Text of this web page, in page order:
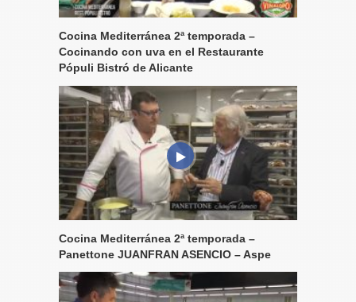
Cocina Mediterránea 2ª temporada –
Cocinando con uva en el Restaurante
Pópuli Bistró de Alicante
Cocina Mediterránea 2ª temporada –
Panettone JUANFRAN ASENCIO – Aspe